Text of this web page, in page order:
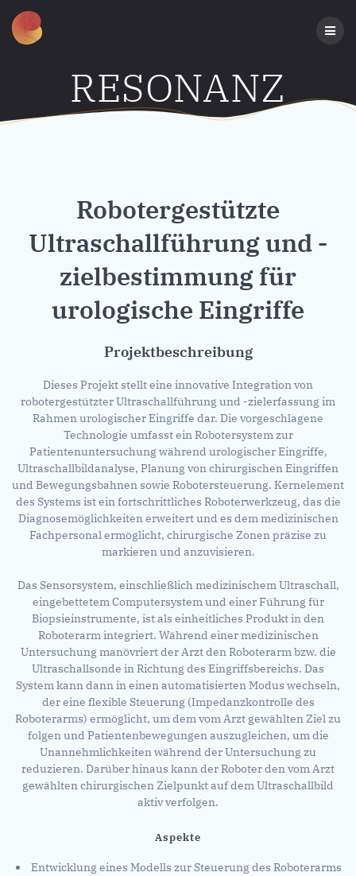
RESONANZ
Robotergestützte
Ultraschallführung und -
zielbestimmung für
urologische Eingriffe
Projektbeschreibung
Dieses Projekt stellt eine innovative Integration von
robotergestützter Ultraschallführung und -zielerfassung im
Rahmen urologischer Eingriffe dar. Die vorgeschlagene
Technologie umfasst ein Robotersystem zur
Patientenuntersuchung während urologischer Eingriffe,
Ultraschallbildanalyse, Planung von chirurgischen Eingriffen
und Bewegungsbahnen sowie Robotersteuerung. Kernelement
des Systems ist ein fortschrittliches Roboterwerkzeug, das die
Diagnosemöglichkeiten erweitert und es dem medizinischen
Fachpersonal ermöglicht, chirurgische Zonen präzise zu
markieren und anzuvisieren.
Das Sensorsystem, einschließlich medizinischem Ultraschall,
eingebettetem Computersystem und einer Führung für
Biopsieinstrumente, ist als einheitliches Produkt in den
Roboterarm integriert. Während einer medizinischen
Untersuchung manövriert der Arzt den Roboterarm bzw. die
Ultraschallsonde in Richtung des Eingriffsbereichs. Das
System kann dann in einen automatisierten Modus wechseln,
der eine flexible Steuerung (Impedanzkontrolle des
Roboterarms) ermöglicht, um dem vom Arzt gewählten Ziel zu
folgen und Patientenbewegungen auszugleichen, um die
Unannehmlichkeiten während der Untersuchung zu
reduzieren. Darüber hinaus kann der Roboter den vom Arzt
gewählten chirurgischen Zielpunkt auf dem Ultraschallbild
aktiv verfolgen.
Aspekte
Entwicklung eines Modells zur Steuerung des Roboterarms